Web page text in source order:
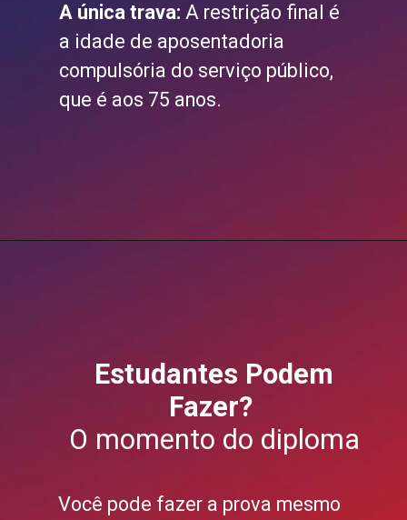
A única trava: A restrição final é
a idade de aposentadoria
compulsória do serviço público,
que é aos 75 anos.
Estudantes Podem
Fazer?
O momento do diploma
Você pode fazer a prova mesmo